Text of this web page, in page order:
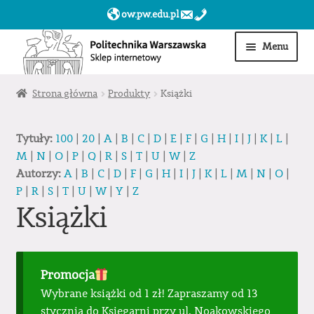
ow.pw.edu.pl
Przejdź
do
nawigacji
Przejdź
do
treści
Menu
Start
Moje konto
Obserwowane
Strona główna Produkty Książki
Tytuły: 100| 20| A| B C| D| E| F| G H| I| J| K| L|
M| N| O| P| Q| R| S| T| U W| Z
Autorzy: A| B C| D| F| G H| I| J| K| L| M| N| O|
P| R| S| T| U W| Y| Z
Książki
Promocja
Wybrane książki od 1 zł! Zapraszamy od 13